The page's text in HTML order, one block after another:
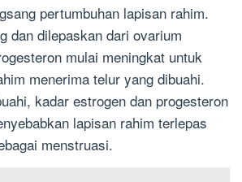
pertumbuhan lapisan rahim.
dan dilepaskan dari ovarium
mulai meningkat untuk
menerima telur yang dibuahi.
kadar estrogen dan progesteron
lapisan rahim terlepas
menstruasi.